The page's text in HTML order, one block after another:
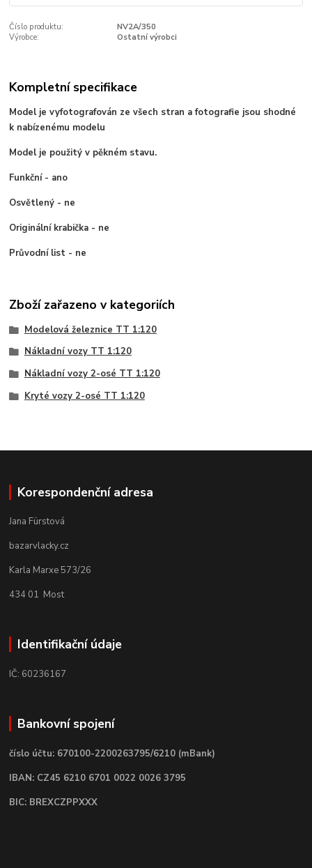
Číslo produktu:
NV2A/350
Výrobce:
Ostatní výrobci
Kompletní specifikace
Model je vyfotografován ze všech stran a fotografie jsou shodné
k nabízenému modelu
Model je použitý v pěkném stavu.
Funkční - ano
Osvětlený - ne
Originální krabička - ne
Průvodní list - ne
Zboží zařazeno v kategoriích
Modelová železnice TT 1:120
Nákladní vozy TT 1:120
Nákladní vozy 2-osé TT 1:120
Kryté vozy 2-osé TT 1:120
Korespondenční adresa
Jana Fürstová
bazarvlacky.cz
Karla Marxe 573/26
434 01 Most
Identifikační údaje
IČ: 60236167
Bankovní spojení
číslo účtu: 670100-2200263795/6210 (mBank)
IBAN: CZ45 6210 6701 0022 0026 3795
BIC: BREXCZPPXXX